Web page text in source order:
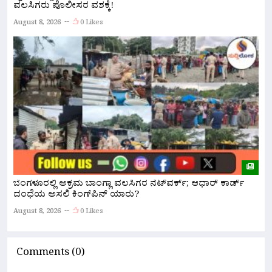
ವಲಸಿಗರು ಪೊಲೀಸರ ವಶಕ್ಕೆ!
August 8, 2026 0 Likes
ಬೆಂಗಳೂರಲ್ಲಿ ಅಕ್ರಮ ಬಾಂಗ್ಲಾ ವಲಸಿಗರ ನೆಟ್‌ವರ್ಕ್; ಆಧಾರ್ ಕಾರ್ಡ್
ದಂಧೆಯ ಅಸಲಿ ಕಿಂಗ್‌ಪಿನ್ ಯಾರು?
August 8, 2026 0 Likes
Comments (0)